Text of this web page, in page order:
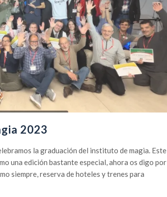
2023
la graduación del instituto de magia. Este
una edición bastante especial, ahora os digo por
siempre, reserva de hoteles y trenes para